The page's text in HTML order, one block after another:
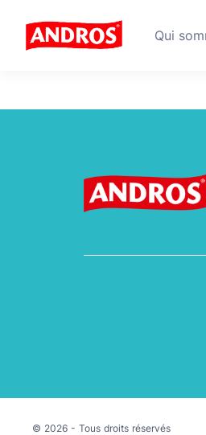
Qui
© 2026 - Tous droits réservés